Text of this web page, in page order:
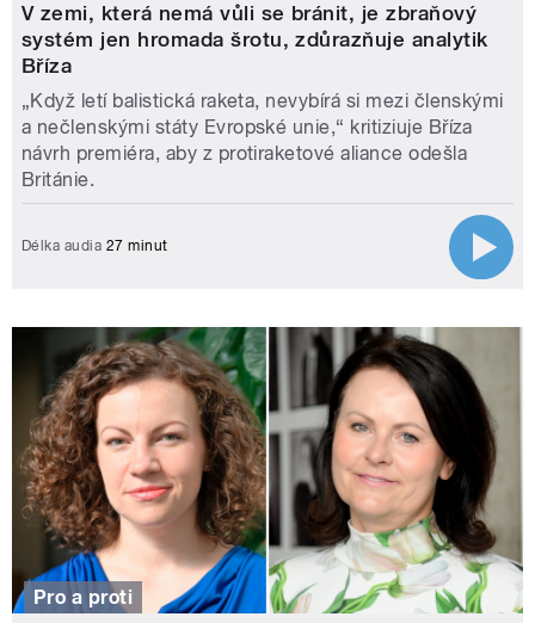
V zemi, která nemá vůli se bránit, je zbraňový
systém jen hromada šrotu, zdůrazňuje analytik
Bříza
„Když letí balistická raketa, nevybírá si mezi členskými
a nečlenskými státy Evropské unie,“ kritiziuje Bříza
návrh premiéra, aby z protiraketové aliance odešla
Británie.
Délka audia 27 minut
Pro a proti